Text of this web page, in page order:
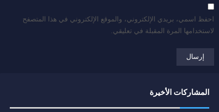
احفظ اسمي، بريدي الإلكتروني، والموقع الإلكتروني في هذا المتصفح
لاستخدامها المرة المقبلة في تعليقي.
المشاركات الأخيرة